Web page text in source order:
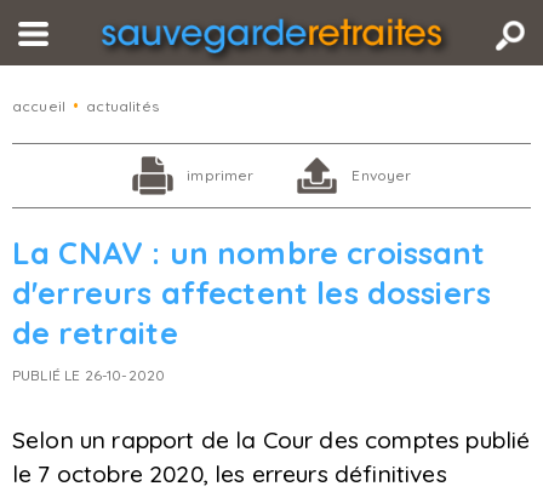
accueil • actualités
imprimer Envoyer
La CNAV : un nombre croissant
d'erreurs affectent les dossiers
de retraite
PUBLIÉ LE 26-10-2020
Selon un rapport de la Cour des comptes publié
le 7 octobre 2020, les erreurs définitives